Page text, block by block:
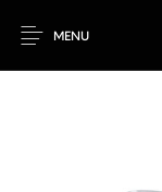
MENU